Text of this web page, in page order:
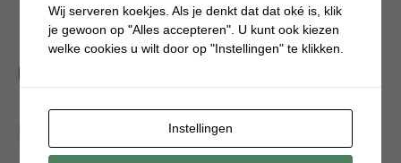
DIY
Wij serveren koekjes. Als je denkt dat dat oké is, klik
je gewoon op "Alles accepteren". U kunt ook kiezen
welke cookies u wilt door op "Instellingen" te klikken.
Instellingen